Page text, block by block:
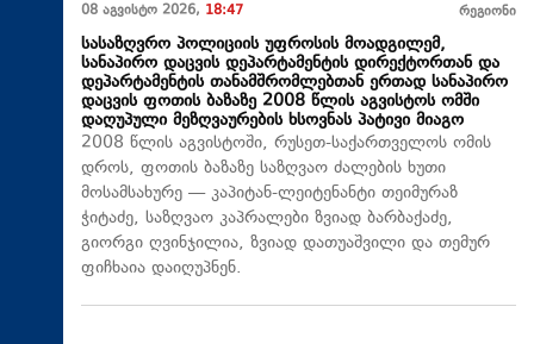
08 აგვისტო 2026, 18:47 რეგიონი
სასაზღვრო პოლიციის უფროსის მოადგილემ,
სანაპირო დაცვის დეპარტამენტის დირექტორთან და
დეპარტამენტის თანამშრომლებთან ერთად სანაპირო
დაცვის ფოთის ბაზაზე 2008 წლის აგვისტოს ომში
დაღუპული მეზღვაურების ხსოვნას პატივი მიაგო
2008 წლის აგვისტოში, რუსეთ-საქართველოს ომის
დროს, ფოთის ბაზაზე საზღვაო ძალების ხუთი
მოსამსახურე — კაპიტან-ლეიტენანტი თეიმურაზ
ჭიტაძე, საზღვაო კაპრალები ზვიად ბარბაქაძე,
გიორგი ღვინჯილია, ზვიად დათუაშვილი და თემურ
ფიჩხაია დაიღუპნენ.